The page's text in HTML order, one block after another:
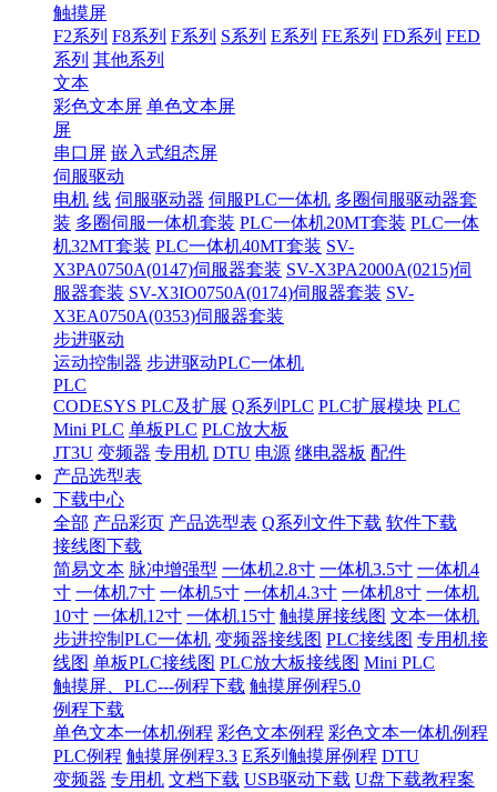
触摸屏
F2系列 F8系列 F系列 S系列 E系列 FE系列 FD系列 FED
系列 其他系列
文本
彩色文本屏 单色文本屏
屏
串口屏 嵌入式组态屏
伺服驱动
电机 线 伺服驱动器 伺服PLC一体机 多圈伺服驱动器套
装 多圈伺服一体机套装 PLC一体机20MT套装 PLC一体
机32MT套装 PLC一体机40MT套装 SV-
X3PA0750A(0147)伺服器套装 SV-X3PA2000A(0215)伺
服器套装 SV-X3IO0750A(0174)伺服器套装 SV-
X3EA0750A(0353)伺服器套装
步进驱动
运动控制器 步进驱动PLC一体机
PLC
CODESYS PLC及扩展 Q系列PLC PLC扩展模块 PLC
Mini PLC 单板PLC PLC放大板
JT3U 变频器 专用机 DTU 电源 继电器板 配件
产品选型表
下载中心
全部 产品彩页 产品选型表 Q系列文件下载 软件下载
接线图下载
简易文本 脉冲增强型 一体机2.8寸 一体机3.5寸 一体机4
寸 一体机7寸 一体机5寸 一体机4.3寸 一体机8寸 一体机
10寸 一体机12寸 一体机15寸 触摸屏接线图 文本一体机
步进控制PLC一体机 变频器接线图 PLC接线图 专用机接
线图 单板PLC接线图 PLC放大板接线图 Mini PLC
触摸屏、PLC---例程下载 触摸屏例程5.0
例程下载
单色文本一体机例程 彩色文本例程 彩色文本一体机例程
PLC例程 触摸屏例程3.3 E系列触摸屏例程 DTU
变频器 专用机 文档下载 USB驱动下载 U盘下载教程案